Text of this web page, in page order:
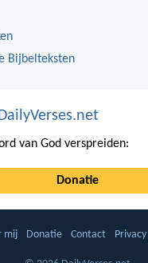
Bijbelteksten
van God verspreiden:
Donatie
mij Donatie Contact